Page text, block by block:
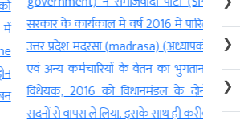
सरकार के कार्यकाल में वर्ष 2016 में पारित
उत्तर प्रदेश मदरसा (madrasa) (अध्यापकों
एवं अन्य कर्मचारियों के वेतन का भुगतान)
विधेयक, 2016 को विधानमंडल के दोनों
सदनों से वापस ले लिया. इसके साथ ही करीब
❯
❯